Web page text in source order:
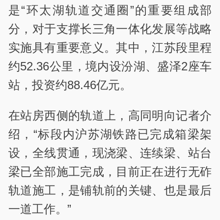
是“环太湖轨道交通圈”的重要组成部
分，对于支撑长三角一体化发展等战略
实施具有重要意义。其中，江苏段里程
约52.36公里，境内设汾湖、盛泽2座车
站，投资约88.46亿元。
在站房西侧的轨道上，高同明向记者介
绍，“标段内沪苏湖铁路已完成箱梁架
设，全线贯通，现浇梁、连续梁、站台
梁已全部施工完成，目前正在进行无砟
轨道施工，是铺轨前的关键、也是最后
一道工作。”